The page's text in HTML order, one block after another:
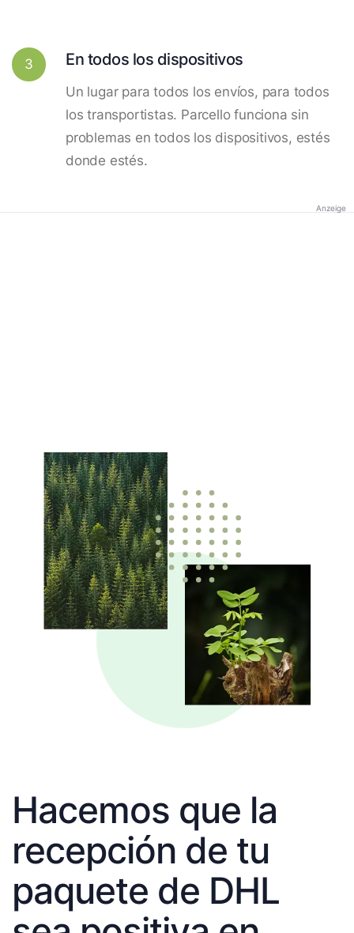
3 En todos los dispositivos
Un lugar para todos los envíos, para todos
los transportistas. Parcello funciona sin
problemas en todos los dispositivos, estés
donde estés.
Anzeige
Hacemos que la
recepción de tu
paquete de DHL